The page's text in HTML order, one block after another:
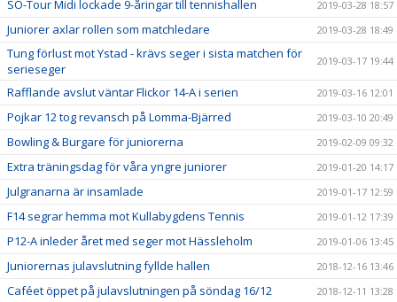
SO-Tour Midi lockade 9-åringar till tennishallen 2019-03-28 18:57
Juniorer axlar rollen som matchledare 2019-03-28 18:49
Tung förlust mot Ystad - krävs seger i sista matchen för
serieseger
2019-03-17 19:44
Rafflande avslut väntar Flickor 14-A i serien 2019-03-16 12:01
Pojkar 12 tog revansch på Lomma-Bjärred 2019-03-10 20:49
Bowling & Burgare för juniorerna 2019-02-09 09:32
Extra träningsdag för våra yngre juniorer 2019-01-20 14:17
Julgranarna är insamlade 2019-01-17 12:59
F14 segrar hemma mot Kullabygdens Tennis 2019-01-12 17:39
P12-A inleder året med seger mot Hässleholm 2019-01-06 13:45
Juniorernas julavslutning fyllde hallen 2018-12-16 13:46
Caféet öppet på julavslutningen på söndag 16/12 2018-12-11 13:28